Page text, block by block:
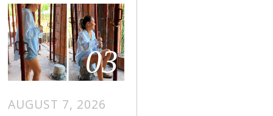
03
AUGUST 7, 2026